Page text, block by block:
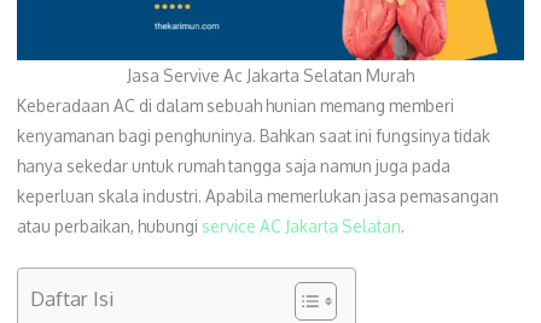
Jasa Servive Ac Jakarta Selatan Murah
Keberadaan AC di dalam sebuah hunian memang memberi
kenyamanan bagi penghuninya. Bahkan saat ini fungsinya tidak
hanya sekedar untuk rumah tangga saja namun juga pada
keperluan skala industri. Apabila memerlukan jasa pemasangan
atau perbaikan, hubungi service AC Jakarta Selatan.
Daftar Isi